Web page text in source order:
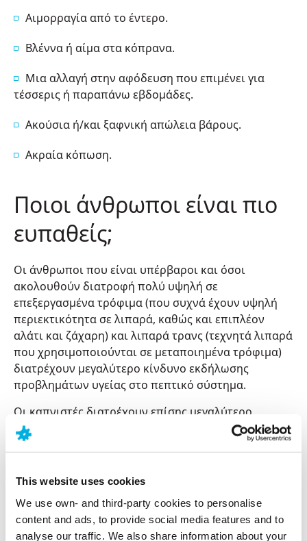
This website uses cookies
We use own- and third-party cookies to personalise
content and ads, to provide social media features and to
analyse our traffic. We also share information about your
Αιμορραγία από το έντερο.
Βλέννα ή αίμα στα κόπρανα.
Μια αλλαγή στην αφόδευση που επιμένει για
τέσσερις ή παραπάνω εβδομάδες.
Ακούσια ή/και ξαφνική απώλεια βάρους.
Ακραία κόπωση.
Ποιοι άνθρωποι είναι πιο
ευπαθείς;
Οι άνθρωποι που είναι υπέρβαροι και όσοι
ακολουθούν διατροφή πολύ υψηλή σε
επεξεργασμένα τρόφιμα (που συχνά έχουν υψηλή
περιεκτικότητα σε λιπαρά, καθώς και επιπλέον
αλάτι και ζάχαρη) και λιπαρά τρανς (τεχνητά λιπαρά
που χρησιμοποιούνται σε μεταποιημένα τρόφιμα)
διατρέχουν μεγαλύτερο κίνδυνο εκδήλωσης
προβλημάτων υγείας στο πεπτικό σύστημα.
Οι καπνιστές διατρέχουν επίσης μεγαλύτερο
κίνδυνο. Αυτό οφείλεται στο ότι το κάπνισμα
μπορεί να αποδυναμώσει τον μυ που ελέγχει το
γαστρικό οξύ να μπορεί να μετακινηθεί προς τα
φαινόμενο είναι γνωστό ως παλινδρόμηση και
μπορεί να προκαλέσει καούρα, δυσάρεστη αναπνοή